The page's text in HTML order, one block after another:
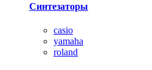
Синтезаторы
casio
yamaha
roland